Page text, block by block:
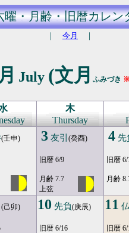
曜・月齢・旧暦カレン
｜ 今月 ｜
July (文月 ふみづき ※
木
Thursday
(壬申) 3 友引 (癸酉)
旧暦 6/9
月齢 7.7
上弦
4 先
旧暦
月齢
(己卯) 10 先負(庚辰)
旧暦 6/16
11
旧暦